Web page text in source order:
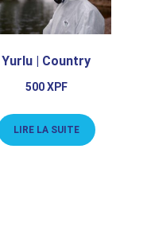
Yurlu | Country
500XPF
LIRE LA SUITE